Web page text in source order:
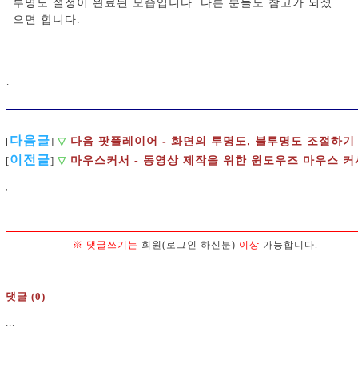
투명도 설정이 완료된 모습입니다. 다른 분들도 참고가 되셨
으면 합니다.
.
[다음글] ▽ 다음 팟플레이어 - 화면의 투명도, 불투명도 조절하기
[이전글] ▽ 마우스커서 - 동영상 제작을 위한 윈도우즈 마우스 커
'
※ 댓글쓰기는 회원(로그인 하신분) 이상 가능합니다.
댓글 (0)
...